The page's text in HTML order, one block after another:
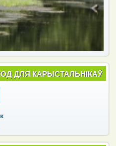
ДЛЯ КАРЫСТАЛЬНІКАЎ